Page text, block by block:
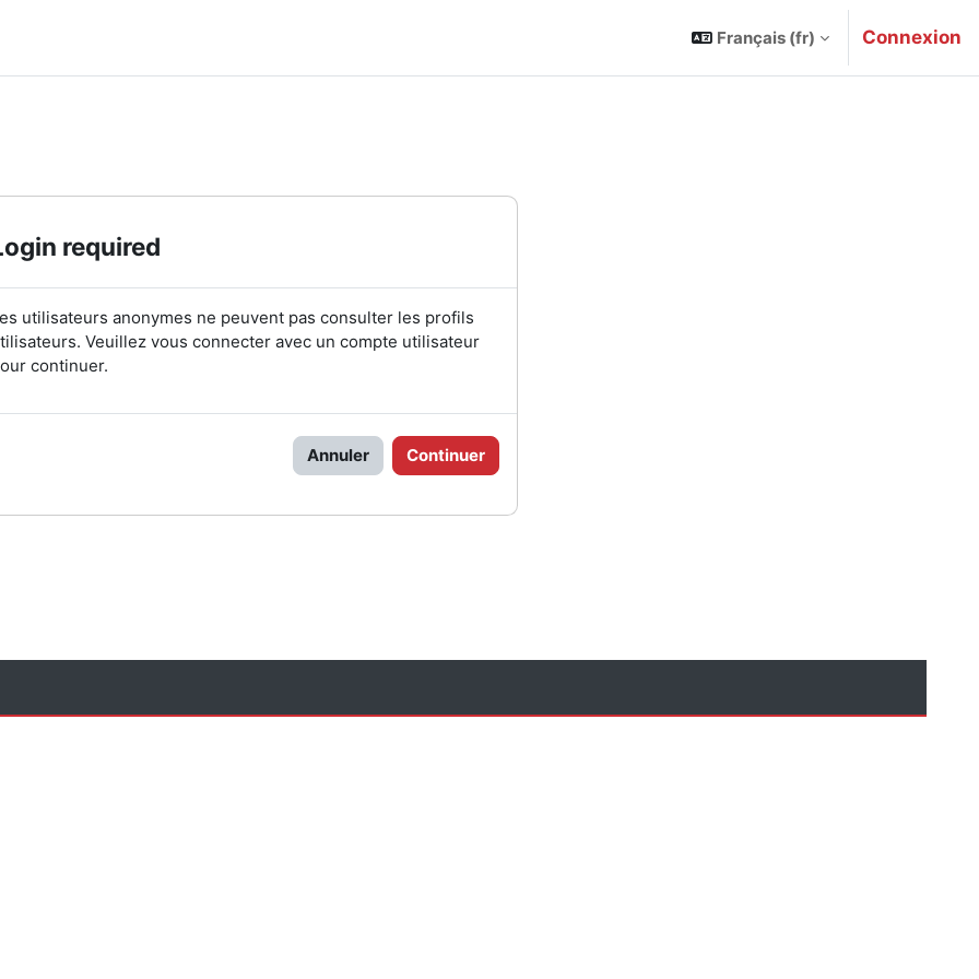
Français ‎(fr)‎ Connexion
required
utilisateurs anonymes ne peuvent pas consulter les profils
Veuillez vous connecter avec un compte utilisateur
continuer.
Annuler Continuer